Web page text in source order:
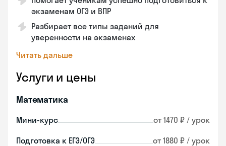
экзаменам ОГЭ и ВПР
Разбирает все типы заданий для
уверенности на экзаменах
Читать дальше
Услуги и цены
Математика
Мини-курс от 1470 ₽ / урок
Подготовка к ЕГЭ/ОГЭ от 1880 ₽ / урок